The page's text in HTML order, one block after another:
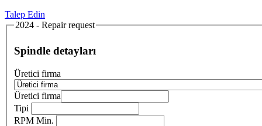
Talep Edin
2024 - Repair request
Spindle detayları
Üretici firma
Üretici firma
Tipi
RPM Min.